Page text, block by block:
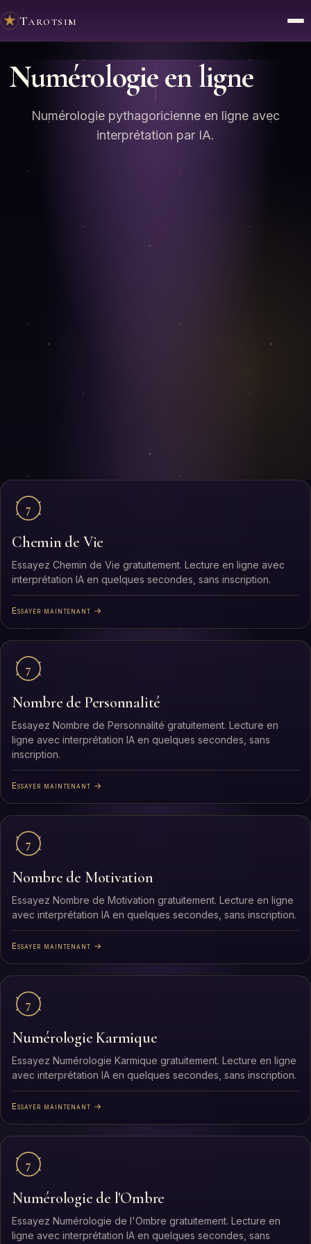
Tarotsim
Numérologie en ligne
Numérologie pythagoricienne en ligne avec
interprétation par IA.
7
Chemin de Vie
Essayez Chemin de Vie gratuitement. Lecture en ligne avec
interprétation IA en quelques secondes, sans inscription.
Essayer maintenant →
7
Nombre de Personnalité
Essayez Nombre de Personnalité gratuitement. Lecture en
ligne avec interprétation IA en quelques secondes, sans
inscription.
Essayer maintenant →
7
Nombre de Motivation
Essayez Nombre de Motivation gratuitement. Lecture en ligne
avec interprétation IA en quelques secondes, sans inscription.
Essayer maintenant →
7
Numérologie Karmique
Essayez Numérologie Karmique gratuitement. Lecture en ligne
avec interprétation IA en quelques secondes, sans inscription.
Essayer maintenant →
7
Numérologie de l'Ombre
Essayez Numérologie de l'Ombre gratuitement. Lecture en
ligne avec interprétation IA en quelques secondes, sans